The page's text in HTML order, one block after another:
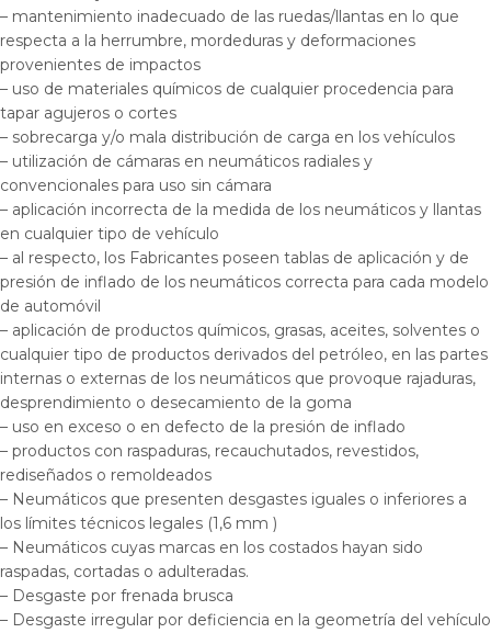
– mantenimiento inadecuado de las ruedas/llantas en lo que
respecta a la herrumbre, mordeduras y deformaciones
provenientes de impactos
– uso de materiales químicos de cualquier procedencia para
tapar agujeros o cortes
– sobrecarga y/o mala distribución de carga en los vehículos
– utilización de cámaras en neumáticos radiales y
convencionales para uso sin cámara
– aplicación incorrecta de la medida de los neumáticos y llantas
en cualquier tipo de vehículo
– al respecto, los Fabricantes poseen tablas de aplicación y de
presión de inflado de los neumáticos correcta para cada modelo
de automóvil
– aplicación de productos químicos, grasas, aceites, solventes o
cualquier tipo de productos derivados del petróleo, en las partes
internas o externas de los neumáticos que provoque rajaduras,
desprendimiento o desecamiento de la goma
– uso en exceso o en defecto de la presión de inflado
– productos con raspaduras, recauchutados, revestidos,
rediseñados o remoldeados
– Neumáticos que presenten desgastes iguales o inferiores a
los límites técnicos legales (1,6 mm )
– Neumáticos cuyas marcas en los costados hayan sido
raspadas, cortadas o adulteradas.
– Desgaste por frenada brusca
– Desgaste irregular por deficiencia en la geometría del vehículo